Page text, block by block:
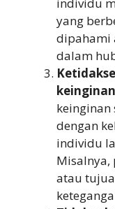
individu
yang
dipahami
dalam
dengan
individu
atau